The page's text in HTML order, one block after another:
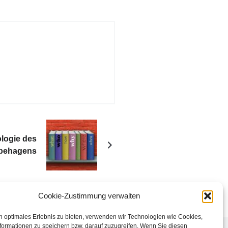
Cookie-Zustimmung verwalten
optimales Erlebnis zu bieten, verwenden wir Technologien wie Cookies,
zu speichern bzw. darauf zuzugreifen. Wenn Sie diesen
des